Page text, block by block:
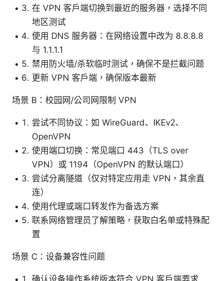
在 VPN 客户端切换到最近的服务器，选择不同
地区测试
使用 DNS 服务器：在网络设置中改为 8.8.8.8
与 1.1.1.1
禁用防火墙/杀软临时测试，确保不是拦截问题
更新 VPN 客户端，确保版本最新
场景 B：校园网/公司网限制 VPN
尝试不同协议：如 WireGuard、IKEv2、
OpenVPN
使用端口切换：常见端口 443（TLS over
VPN）或 1194（OpenVPN 的默认端口）
尝试分离隧道（仅对特定应用走 VPN，其余直
连）
使用代理或端口转发作为备选方案
联系网络管理员了解策略，获取白名单或特殊配
置
场景 C：设备兼容性问题